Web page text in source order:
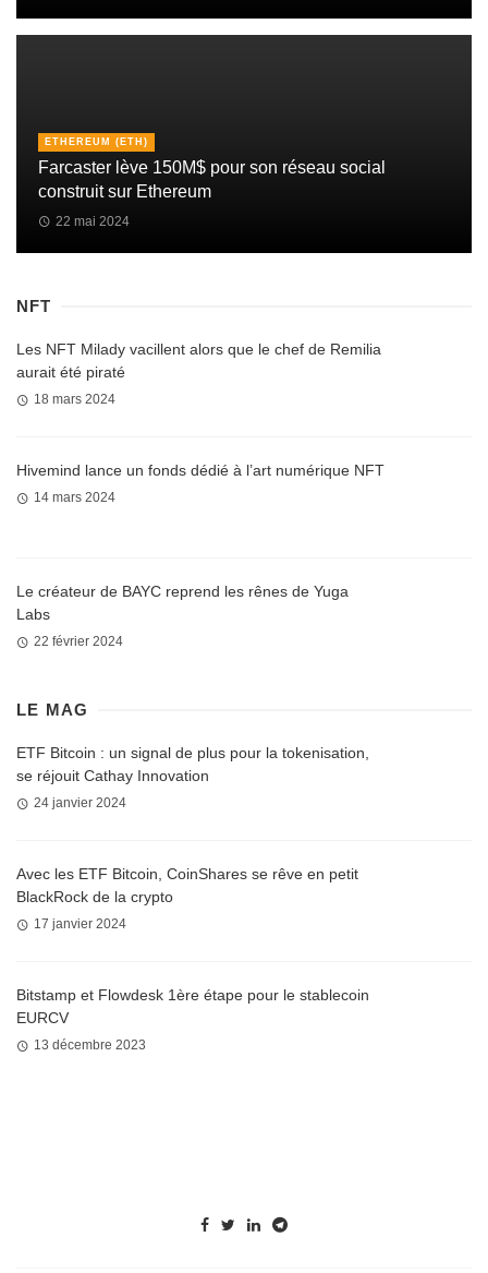
ETHEREUM (ETH)
Farcaster lève 150M$ pour son réseau social
construit sur Ethereum
22 mai 2024
NFT
Les NFT Milady vacillent alors que le chef de Remilia
aurait été piraté
18 mars 2024
Hivemind lance un fonds dédié à l’art numérique NFT
14 mars 2024
Le créateur de BAYC reprend les rênes de Yuga
Labs
22 février 2024
LE MAG
ETF Bitcoin : un signal de plus pour la tokenisation,
se réjouit Cathay Innovation
24 janvier 2024
Avec les ETF Bitcoin, CoinShares se rêve en petit
BlackRock de la crypto
17 janvier 2024
Bitstamp et Flowdesk 1ère étape pour le stablecoin
EURCV
13 décembre 2023